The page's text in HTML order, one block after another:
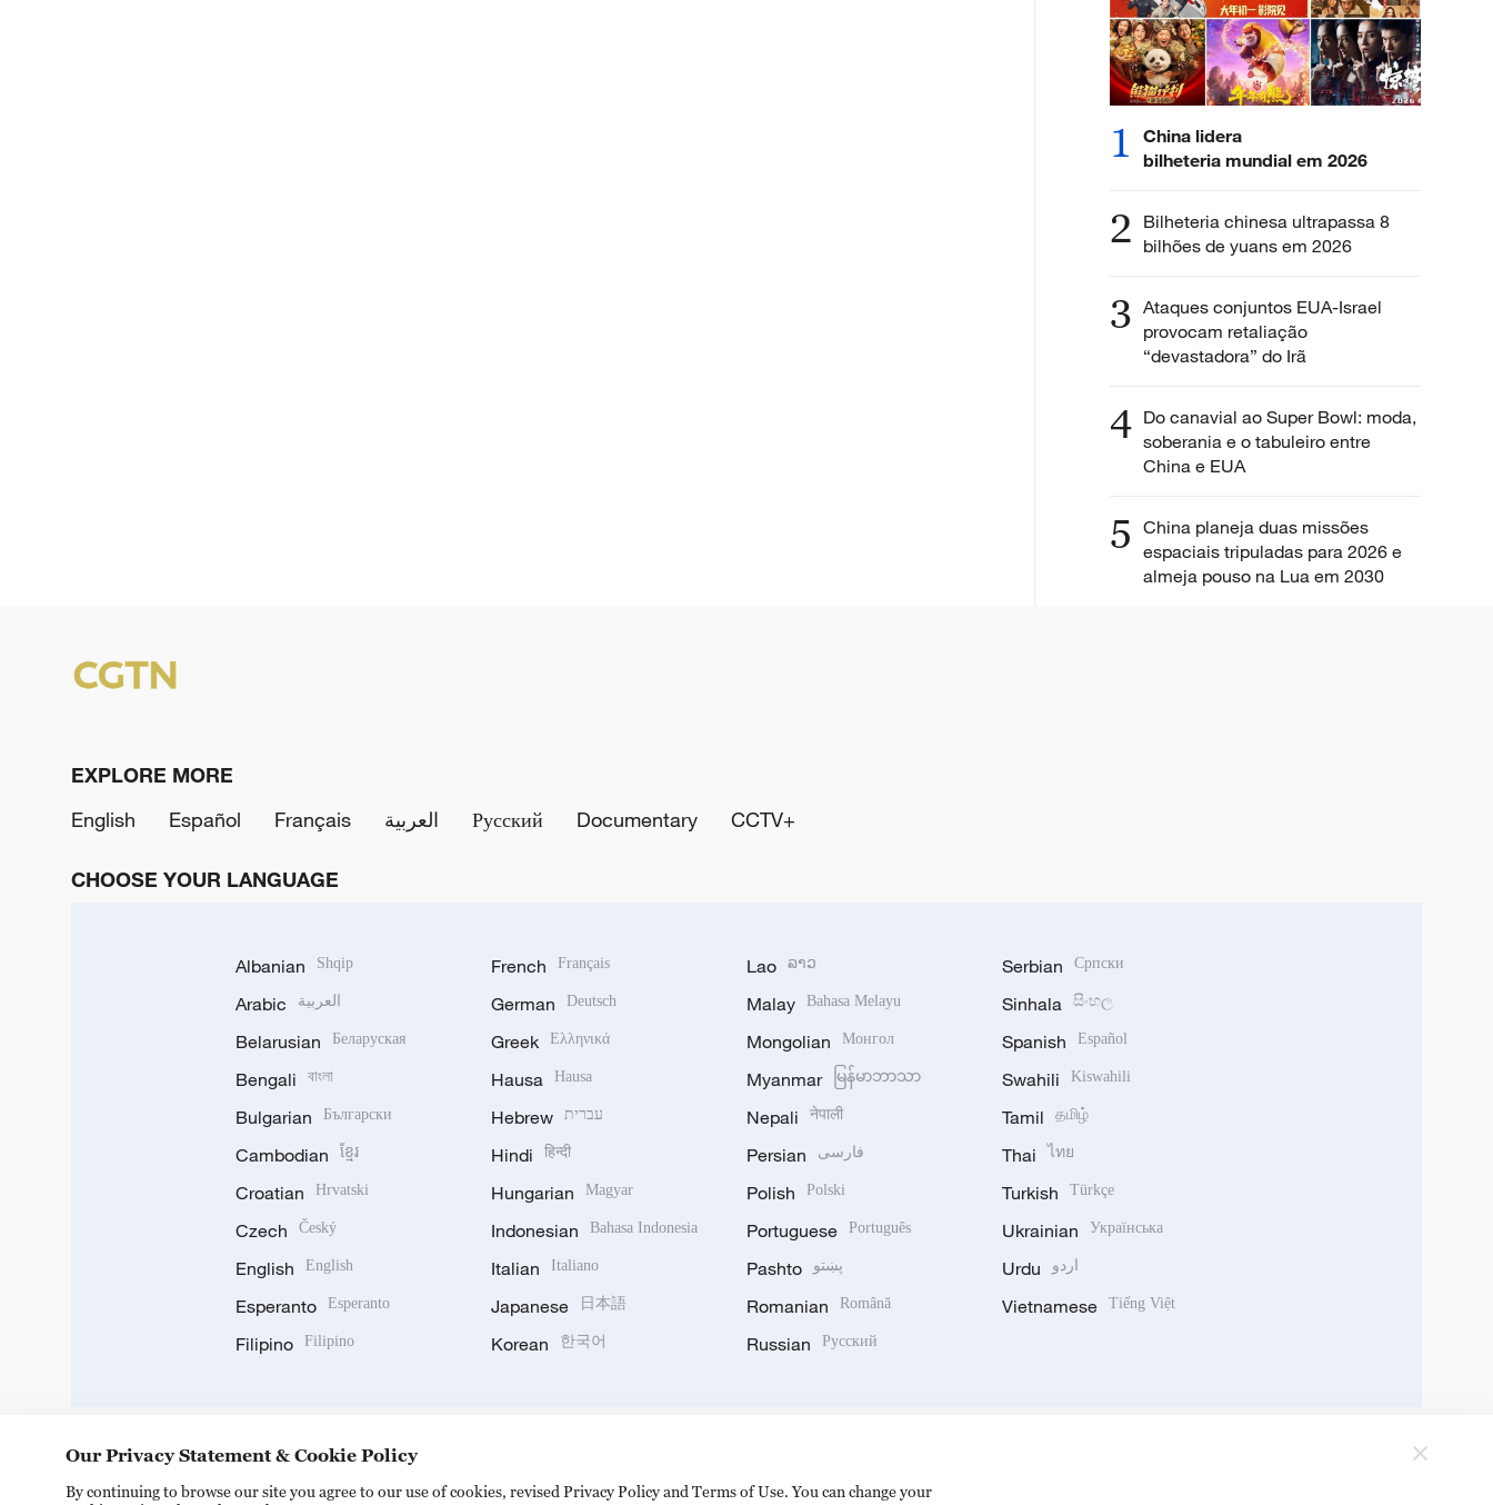
1
China lidera
bilheteria mundial em 2026
2 Bilheteria chinesa ultrapassa 8
bilhões de yuans em 2026
3 Ataques conjuntos EUA-Israel
provocam retaliação
“devastadora” do Irã
4 Do canavial ao Super Bowl: moda,
soberania e o tabuleiro entre
China e EUA
5 China planeja duas missões
espaciais tripuladas para 2026 e
almeja pouso na Lua em 2030
EXPLORE MORE
English
Español Français العربية Русский Documentary CCTV+
CHOOSE YOUR LANGUAGE
Albanian Shqip
Arabic العربية
Belarusian Беларуская
Bengali বাংলা
Bulgarian Български
Cambodian ខ្មែរ
Croatian Hrvatski
Czech Český
English English
Esperanto Esperanto
Filipino Filipino
French Français
German Deutsch
Greek Ελληνικά
Hausa Hausa
Hebrew עברית
Hindi हिन्दी
Hungarian Magyar
Indonesian Bahasa Indonesia
Italian Italiano
Japanese 日本語
Korean 한국어
Lao ລາວ
Malay Bahasa Melayu
Mongolian Монгол
Myanmar မြန်မာဘာသာ
Nepali नेपाली
Persian فارسی
Polish Polski
Portuguese Português
Pashto پښتو
Romanian Română
Russian Русский
Serbian Српски
Sinhala සිංහල
Spanish Español
Swahili Kiswahili
Tamil தமிழ்
Thai ไทย
Turkish Türkçe
Ukrainian Українська
Urdu اردو
Vietnamese Tiếng Việt
DOWNLOAD OUR APP
Our Privacy Statement & Cookie Policy
By continuing to browse our site you agree to our use of cookies, revised Privacy Policy and Terms of Use. You can change your